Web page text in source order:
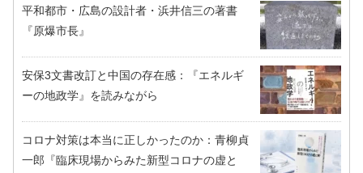
平和都市・広島の設計者・浜井信三の著書
『原爆市長』
安保3文書改訂と中国の存在感：『エネルギ
ーの地政学』を読みながら
コロナ対策は本当に正しかったのか：青柳貞
一郎『臨床現場からみた新型コロナの虚と